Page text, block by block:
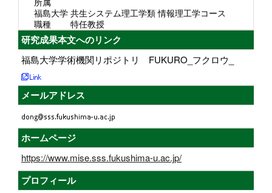
福島大学 共生システム理工学類 情報理工学コース
職種
特任教授
研究成果本文へのリンク
福島大学学術機関リポジトリ FUKURO_フクロウ_
メールアドレス
ホームページ
https://www.mise.sss.fukushima-u.ac.jp/
プロフィール